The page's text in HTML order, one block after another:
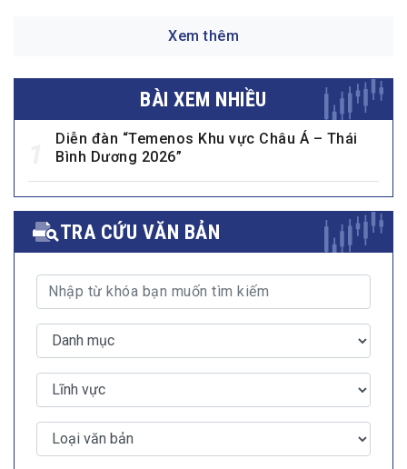
Xem thêm
BÀI XEM NHIỀU
Diễn đàn “Temenos Khu vực Châu Á – Thái
Bình Dương 2026”
TRA CỨU VĂN BẢN